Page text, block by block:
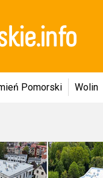
Pomorski Wolin